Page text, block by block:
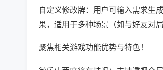
自定义修改牌：用户可输入需求生
果，适用于多种场景（如与好友对
聚焦相关游戏功能优势与特色！